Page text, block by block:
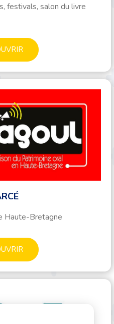
festivals, salon du livre
Haute-Bretagne